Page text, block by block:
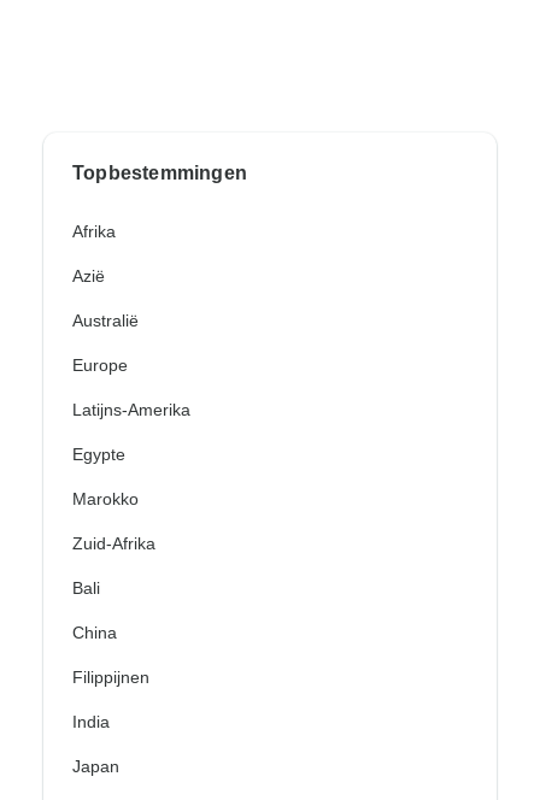
Topbestemmingen
Afrika
Azië
Australië
Europe
Latijns-Amerika
Egypte
Marokko
Zuid-Afrika
Bali
China
Filippijnen
India
Japan